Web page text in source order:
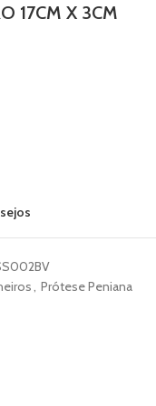
17CM X 3CM
, Prótese Peniana